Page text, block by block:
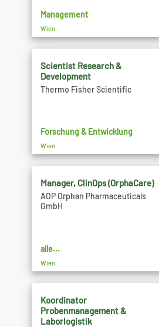
Management
Wien
Scientist Research &
Development
Thermo Fisher Scientific
Forschung & Entwicklung
Wien
Manager, ClinOps (OrphaCare)
AOP Orphan Pharmaceuticals
GmbH
alle...
Wien
Koordinator
Probenmanagement &
Laborlogistik